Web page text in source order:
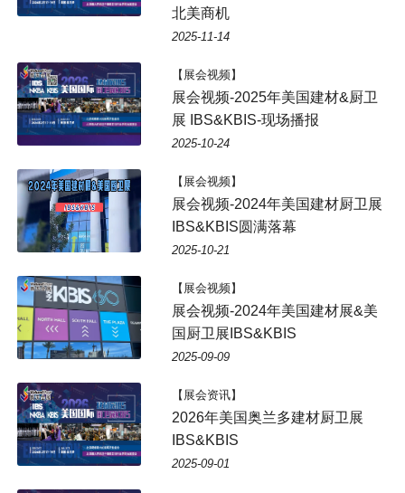
北美商机
2025-11-14
【展会视频】
展会视频-2025年美国建材&厨卫
展 IBS&KBIS-现场播报
2025-10-24
【展会视频】
展会视频-2024年美国建材厨卫展
IBS&KBIS圆满落幕
2025-10-21
【展会视频】
展会视频-2024年美国建材展&美
国厨卫展IBS&KBIS
2025-09-09
【展会资讯】
2026年美国奥兰多建材厨卫展
IBS&KBIS
2025-09-01